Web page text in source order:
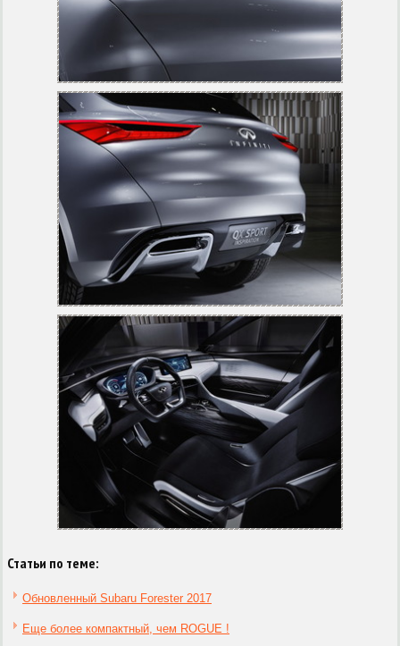
Статьи по теме:
Обновленный Subaru Forester 2017
Еще более компактный, чем ROGUE !